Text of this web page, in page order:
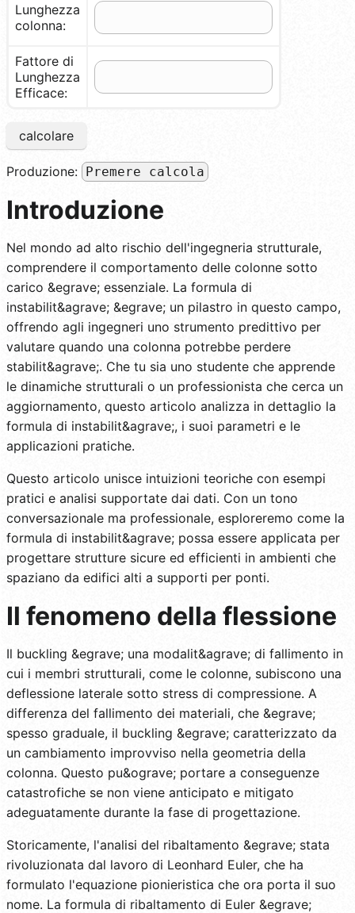
Lunghezza
colonna:
Fattore di
Lunghezza
Efficace:
calcolare
Produzione: Premere calcola
Introduzione
Nel mondo ad alto rischio dell'ingegneria strutturale,
comprendere il comportamento delle colonne sotto
carico &egrave; essenziale. La formula di
instabilit&agrave; &egrave; un pilastro in questo campo,
offrendo agli ingegneri uno strumento predittivo per
valutare quando una colonna potrebbe perdere
stabilit&agrave;. Che tu sia uno studente che apprende
le dinamiche strutturali o un professionista che cerca un
aggiornamento, questo articolo analizza in dettaglio la
formula di instabilit&agrave;, i suoi parametri e le
applicazioni pratiche.
Questo articolo unisce intuizioni teoriche con esempi
pratici e analisi supportate dai dati. Con un tono
conversazionale ma professionale, esploreremo come la
formula di instabilit&agrave; possa essere applicata per
progettare strutture sicure ed efficienti in ambienti che
spaziano da edifici alti a supporti per ponti.
Il fenomeno della flessione
Il buckling &egrave; una modalit&agrave; di fallimento in
cui i membri strutturali, come le colonne, subiscono una
deflessione laterale sotto stress di compressione. A
differenza del fallimento dei materiali, che &egrave;
spesso graduale, il buckling &egrave; caratterizzato da
un cambiamento improvviso nella geometria della
colonna. Questo pu&ograve; portare a conseguenze
catastrofiche se non viene anticipato e mitigato
adeguatamente durante la fase di progettazione.
Storicamente, l'analisi del ribaltamento &egrave; stata
rivoluzionata dal lavoro di Leonhard Euler, che ha
formulato l'equazione pionieristica che ora porta il suo
nome. La formula di ribaltamento di Euler &egrave;